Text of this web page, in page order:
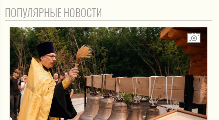
ПОПУЛЯРНЫЕ НОВОСТИ